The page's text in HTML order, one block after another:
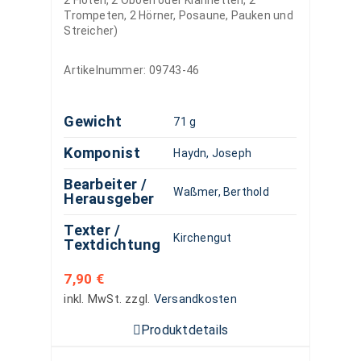
Trompeten, 2 Hörner, Posaune, Pauken und
Streicher)
Artikelnummer: 09743-46
Gewicht 71 g
Komponist Haydn, Joseph
Bearbeiter /
Herausgeber
Waßmer, Berthold
Texter /
Textdichtung
Kirchengut
7,90 €
inkl. MwSt. zzgl. Versandkosten
Produktdetails